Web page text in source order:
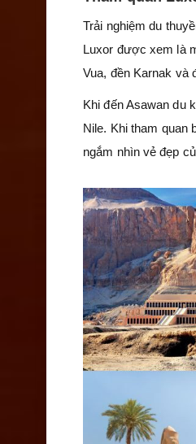
Trải nghiệm du
Luxor được xem là
Vua, đền Karnak và
Khi đến Asawan du
Nile. Khi tham quan
ngắm nhìn vẻ đẹp